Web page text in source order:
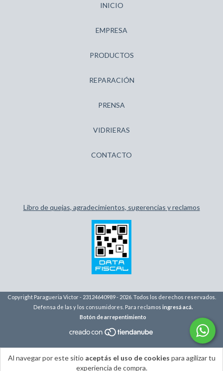
Al navegar por este sitio aceptás el uso de cookies para agilizar tu
experiencia de compra.
INICIO
EMPRESA
PRODUCTOS
REPARACIÓN
PRENSA
VIDRIERAS
CONTACTO
Libro de quejas, agradecimientos, sugerencias y reclamos
Copyright Paragueria Victor - 23124640989 - 2026. Todos los derechos reservados.
Defensa de las y los consumidores. Para reclamos ingresá acá.
Botón de arrepentimiento